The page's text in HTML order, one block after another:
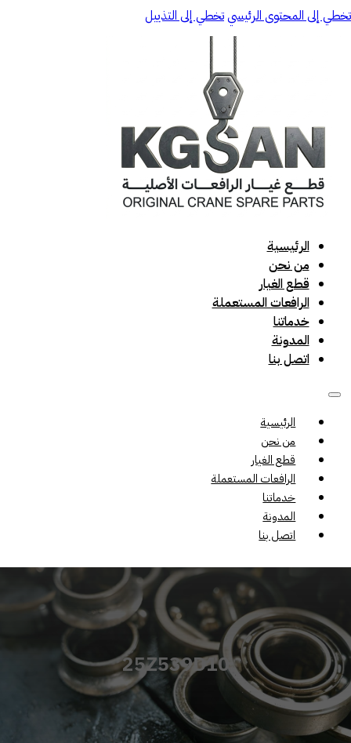
تخطي إلى المحتوى الرئيسيتخطي إلى التذييل
الرئيسية
من نحن
قطع الغيار
الرافعات المستعملة
خدماتنا
المدونة
اتصل بنا
الرئيسية
من نحن
قطع الغيار
الرافعات المستعملة
خدماتنا
المدونة
اتصل بنا
25Z539D10